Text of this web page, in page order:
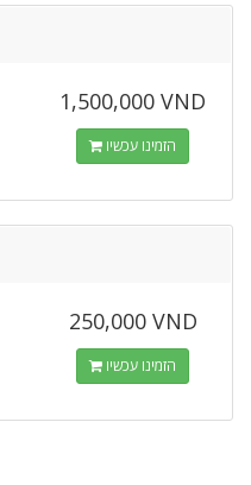
1,500,000 VND
הזמינו עכשיו
250,000 VND
הזמינו עכשיו